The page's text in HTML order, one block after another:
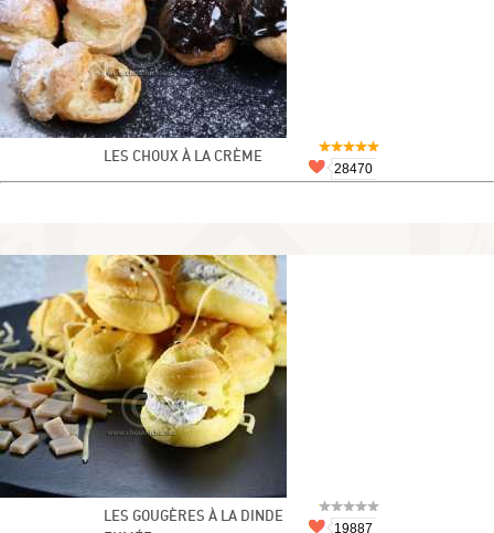
LES CHOUX À LA CRÈME
28470
LES GOUGÈRES À LA DINDE
19887